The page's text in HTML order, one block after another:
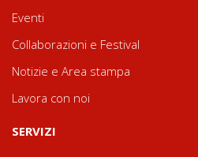
Eventi
Collaborazioni e Festival
Notizie e Area stampa
Lavora con noi
SERVIZI